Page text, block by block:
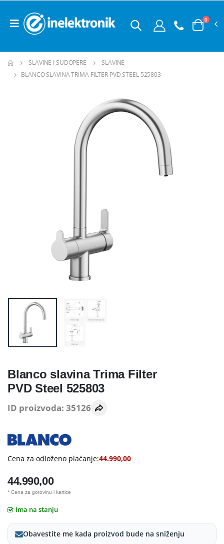
0
SLAVINE I SUDOPERE
SLAVINE
BLANCO SLAVINA TRIMA FILTER PVD STEEL 525803
Blanco slavina Trima Filter
PVD Steel 525803
ID proizvoda: 35126
Cena za odloženo plaćanje:44.990,00
44.990,00
* Cena za gotovinu i kartice
Ima na stanju
Obavestite me kada proizvod bude na sniženju